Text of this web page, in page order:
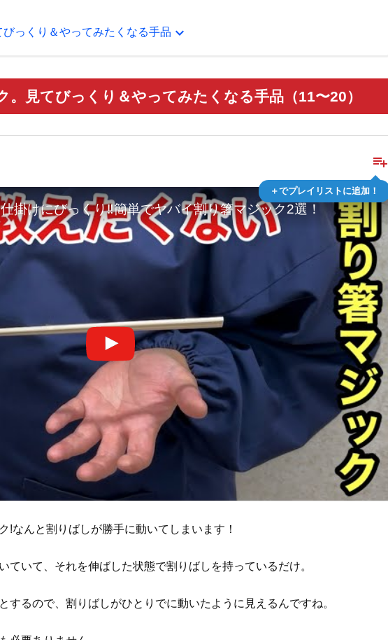
っくり＆やってみたくなる手品 expand_more
。見てびっくり＆やってみたくなる手品（11〜20）
playlist_add
＋でプレイリストに追加！
掛けにびっくり‼️簡単でヤバイ割り箸マジック2選！
!なんと割りばしが勝手に動いてしまいます！
ていて、それを伸ばした状態で割りばしを持っているだけ。
するので、割りばしがひとりでに動いたように見えるんですね。